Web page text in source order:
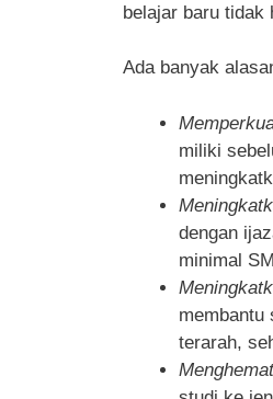
belajar baru tidak
Ada banyak
miliki
dengan
minimal
membantu
terarah,